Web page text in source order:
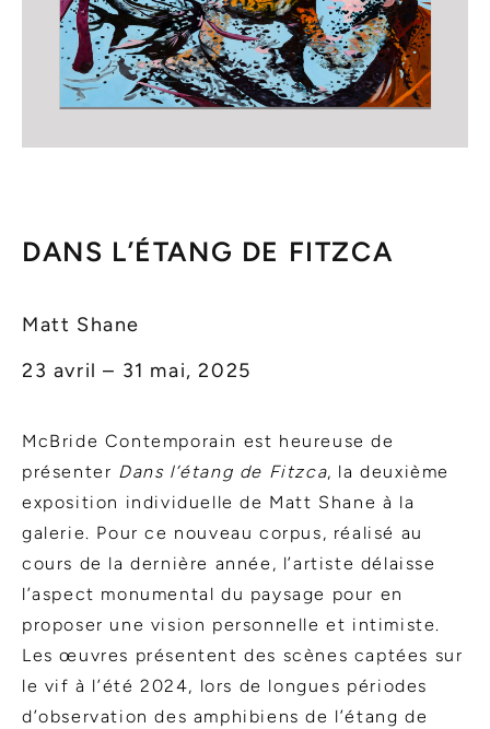
DANS L’ÉTANG DE FITZCA
Matt Shane
23 avril – 31 mai, 2025
McBride Contemporain est heureuse de
présenter Dans l’étang de Fitzca, la deuxième
exposition individuelle de Matt Shane à la
galerie. Pour ce nouveau corpus, réalisé au
cours de la dernière année, l’artiste délaisse
l’aspect monumental du paysage pour en
proposer une vision personnelle et intimiste.
Les œuvres présentent des scènes captées sur
le vif à l’été 2024, lors de longues périodes
d’observation des amphibiens de l’étang de